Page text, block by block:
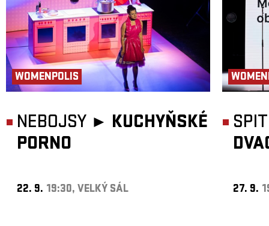
WOMENPOLIS
NEBOJSY ► KUCHYŇSKÉ
PORNO
22. 9. 19:30, VELKÝ SÁL 27. 9.